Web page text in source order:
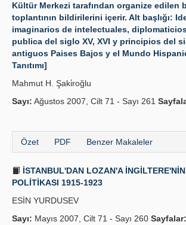
Kültür Merkezi tarafından organize edilen
toplantının bildirilerini içerir. Alt başlığı:
imaginarios de intelectuales,
publica del siglo XV, XVI y principios del
antiguos Paises Bajos y el Mundo
Tanıtımı]
Mahmut H. Şaki̇roğlu
Sayı: Ağustos 2007, Cilt 71 - Sayı 261
Özet PDF Benzer Makaleler
İSTANBUL'DAN LOZAN'A
POLİTİKASI 1915-1923
ESİN YURDUSEV
Sayı: Mayıs 2007, Cilt 71 - Sayı 260 Sayfalar: